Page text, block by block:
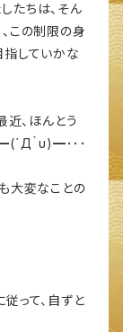
たちは、そん
この制限の身
していかな
近、ほんとう
｀υ)━･･･
大変なことの
って、自ずと